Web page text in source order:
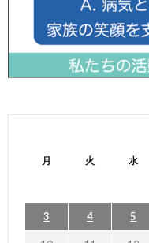
月 火 水
3 4 5